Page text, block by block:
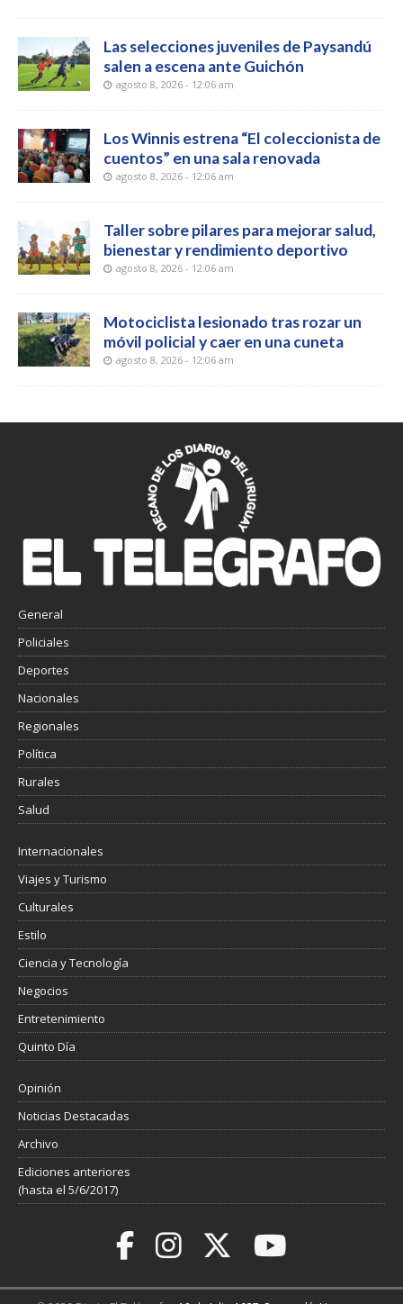
Las selecciones juveniles de Paysandú
salen a escena ante Guichón
agosto 8, 2026 - 12:06 am
Los Winnis estrena “El coleccionista de
cuentos” en una sala renovada
agosto 8, 2026 - 12:06 am
Taller sobre pilares para mejorar salud,
bienestar y rendimiento deportivo
agosto 8, 2026 - 12:06 am
Motociclista lesionado tras rozar un
móvil policial y caer en una cuneta
agosto 8, 2026 - 12:06 am
General
Policiales
Deportes
Nacionales
Regionales
Política
Rurales
Salud
Internacionales
Viajes y Turismo
Culturales
Estilo
Ciencia y Tecnología
Negocios
Entretenimiento
Quinto Día
Opinión
Noticias Destacadas
Archivo
Ediciones anteriores
(hasta el 5/6/2017)